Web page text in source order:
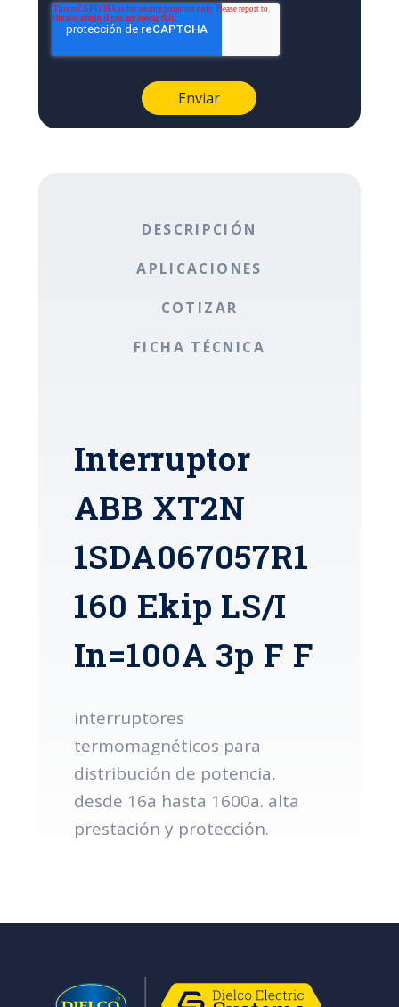
DESCRIPCIÓN
APLICACIONES
COTIZAR
FICHA TÉCNICA
Interruptor
ABB XT2N
1SDA067057R1
160 Ekip LS/I
In=100A 3p F F
interruptores
termomagnéticos para
distribución de potencia,
desde 16a hasta 1600a. alta
prestación y protección.